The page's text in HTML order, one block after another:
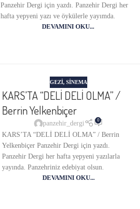
Panzehir Dergi için yazdı. Panzehir Dergi her
hafta yepyeni yazı ve öykülerle yayımda.
DEVAMINI OKU...
GEZI, SINEMA
KARS’TA “DELİ DELİ OLMA” /
Berrin Yelkenbiçer
panzehir_dergi 0
KARS’TA “DELİ DELİ OLMA” / Berrin
Yelkenbiçer Panzehir Dergi için yazdı.
Panzehir Dergi her hafta yepyeni yazılarla
yayında. Panzehriniz edebiyat olsun.
DEVAMINI OKU...